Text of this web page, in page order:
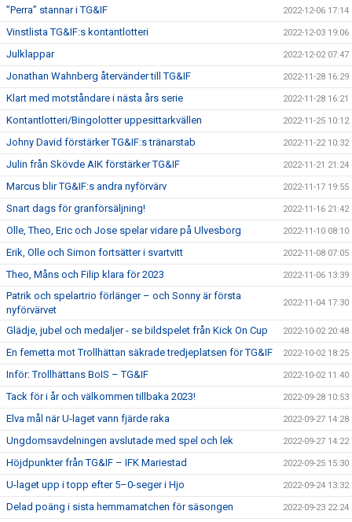
”Perra” stannar i TG&IF 2022-12-06 17:14
Vinstlista TG&IF:s kontantlotteri 2022-12-03 19:06
Julklappar 2022-12-02 07:47
Jonathan Wahnberg återvänder till TG&IF 2022-11-28 16:29
Klart med motståndare i nästa års serie 2022-11-28 16:21
Kontantlotteri/Bingolotter uppesittarkvällen 2022-11-25 10:12
Johny David förstärker TG&IF:s tränarstab 2022-11-22 10:32
Julin från Skövde AIK förstärker TG&IF 2022-11-21 21:24
Marcus blir TG&IF:s andra nyförvärv 2022-11-17 19:55
Snart dags för granförsäljning! 2022-11-16 21:42
Olle, Theo, Eric och Jose spelar vidare på Ulvesborg 2022-11-10 08:10
Erik, Olle och Simon fortsätter i svartvitt 2022-11-08 07:05
Theo, Måns och Filip klara för 2023 2022-11-06 13:39
Patrik och spelartrio förlänger – och Sonny är första
nyförvärvet
2022-11-04 17:30
Glädje, jubel och medaljer - se bildspelet från Kick On Cup 2022-10-02 20:48
En femetta mot Trollhättan säkrade tredjeplatsen för TG&IF 2022-10-02 18:25
Inför: Trollhättans BoIS – TG&IF 2022-10-02 11:40
Tack för i år och välkommen tillbaka 2023! 2022-09-28 10:53
Elva mål när U-laget vann fjärde raka 2022-09-27 14:28
Ungdomsavdelningen avslutade med spel och lek 2022-09-27 14:22
Höjdpunkter från TG&IF – IFK Mariestad 2022-09-25 15:30
U-laget upp i topp efter 5–0-seger i Hjo 2022-09-24 13:32
Delad poäng i sista hemmamatchen för säsongen 2022-09-23 22:24